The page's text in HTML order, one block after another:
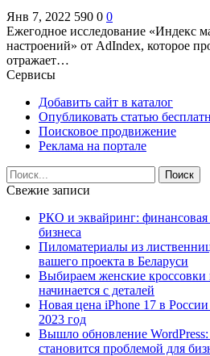
Янв 7, 2022 590 0 0
Ежегодное исследование «Индекс
настроений» от AdIndex, которое
отражает…
Сервисы
Добавить сайт в каталог
Опубликовать статью
Поисковое продвижение
Реклама на портале
Свежие записи
РКО и эквайринг: финансовая
бизнеса
Пиломатериалы из
вашего проекта в Беларуси
Выбираем женские кроссовки
начинается с деталей
Новая цена iPhone 17 в
2023 год
Вышло обновление
становится проблемой для